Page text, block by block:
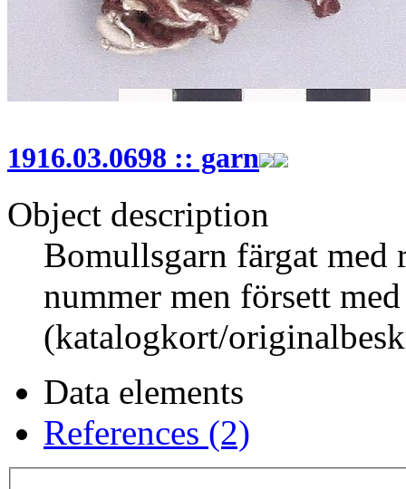
1916.03.0698 :: garn
Object description
Bomullsgarn färgat
nummer men försett
(katalogkort/
Data elements
References (2)